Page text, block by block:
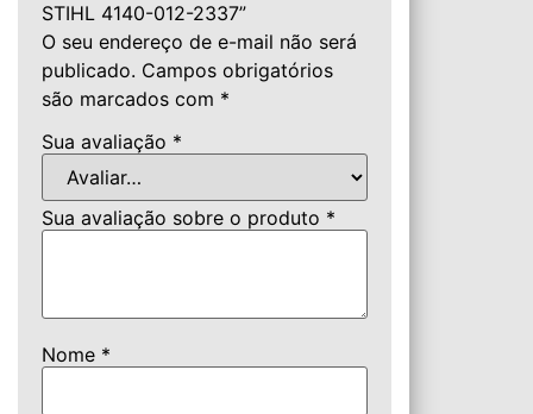
STIHL 4140-012-2337”
O seu endereço de e-mail não será
publicado. Campos obrigatórios
são marcados com *
Sua avaliação *
Sua avaliação sobre o produto *
Nome *